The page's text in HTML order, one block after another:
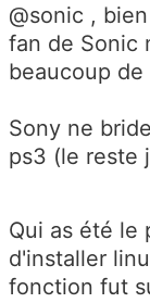
@sonic ,
fan de Sonic
beaucoup
Sony ne
ps3 (le reste
Qui as été le
d'installer
fonction fut